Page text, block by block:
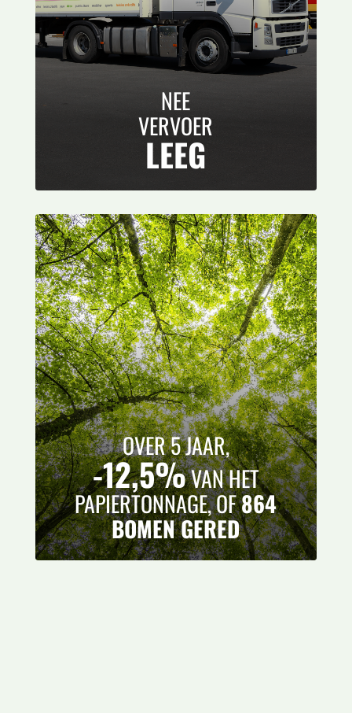
NEE
VERVOER
LEEG
OVER 5 JAAR,
-12,5%VAN HET
PAPIERTONNAGE, OF864
BOMEN GERED